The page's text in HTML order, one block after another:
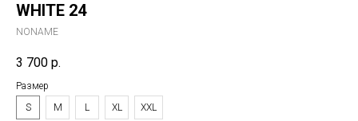
WHITE 24
NONAME
3 700 р.
Размер
S
M L XL XXL